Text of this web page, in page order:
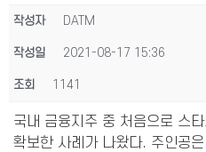
작성자 DATM
작성일 2021-08-17 15:36
조회 1141
국내 금융지주 중 처음으로 스
확보한 사례가 나왔다. 주인공